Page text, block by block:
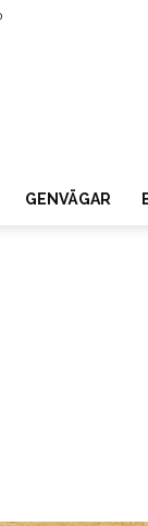
GENVÄGAR